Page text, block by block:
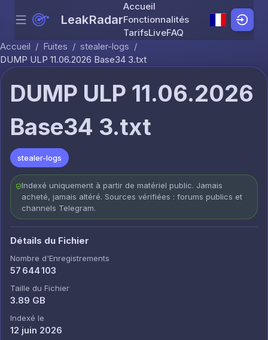
Skip to content
Menu LeakRadar
Accueil
Fonctionnalités
TarifsLiveFAQ
Accueil / Fuites / stealer-logs /
DUMP ULP 11.06.2026 Base34 3.txt
DUMP ULP 11.06.2026
Base34 3.txt
stealer-logs
Indexé uniquement à partir de matériel public. Jamais
acheté, jamais altéré. Sources vérifiées : forums publics et
channels Telegram.
Détails du Fichier
Nombre d'Enregistrements
57 644 103
Taille du Fichier
3.89 GB
Indexé le
12 juin 2026